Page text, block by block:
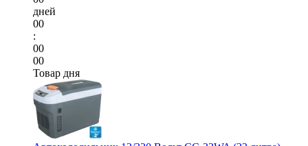
дней
00
:
00
00
Товар дня